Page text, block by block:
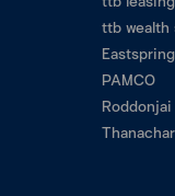
ttb
PAMCO
Roddonjai